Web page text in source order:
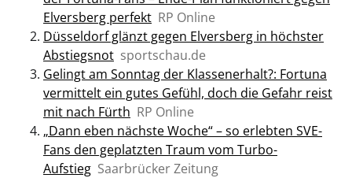
Elversberg perfekt RP Online
Düsseldorf glänzt gegen Elversberg in höchster
Abstiegsnot sportschau.de
Gelingt am Sonntag der Klassenerhalt?: Fortuna
vermittelt ein gutes Gefühl, doch die Gefahr reist
mit nach Fürth RP Online
„Dann eben nächste Woche“ – so erlebten SVE-
Fans den geplatzten Traum vom Turbo-
Aufstieg Saarbrücker Zeitung